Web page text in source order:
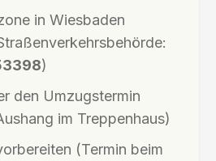
in Wiesbaden
)
den Umzugstermin
im Treppenhaus)
(Termin beim